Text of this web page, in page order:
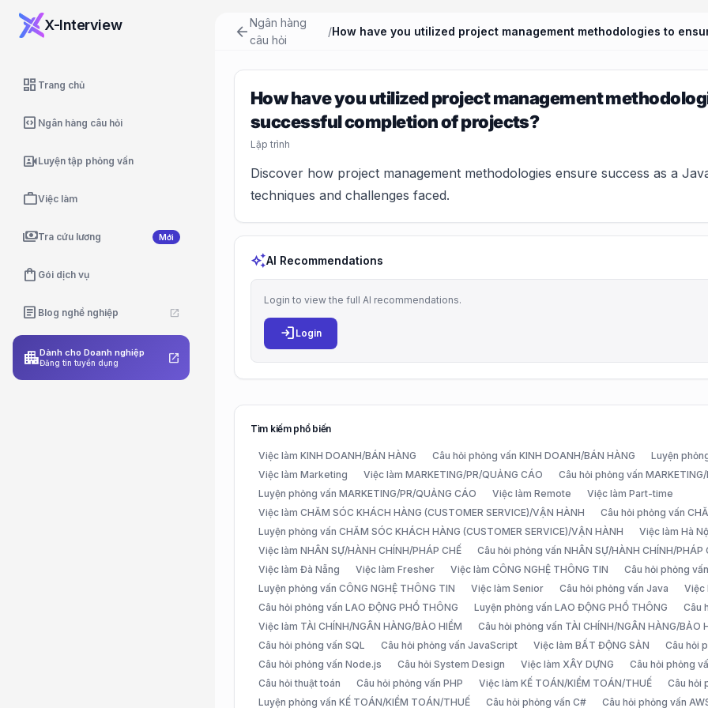
X-Interview
dashboard Trang chủ
code_blocks Ngân hàng câu hỏi
video_camera_frontLuyện tập phỏng vấn
workViệc làm
paymentsTra cứu lương Mới
shopping_bag Gói dịch vụ
article Blog nghề nghiệp open_in_new
apartmentDành cho Doanh nghiệp
Đăng tin tuyển dụng open_in_new
arrow_backNgân hàng
câu hỏi
/
How have you utilized project management
successful completion of projects?
Lập trình
Discover how project management methodologies ensure success as a
techniques and challenges faced.
auto_awesomeAI Recommendations
Login to view the full AI recommendations.
login Login
Tìm kiếm phổ biến
Việc làm KINH DOANH/BÁN HÀNG Câu hỏi phỏng vấn KINH DOANH/BÁN HÀNG Luyện
Việc làm Marketing
Việc làm MARKETING/PR/QUẢNG CÁO
Câu hỏi phỏng vấn
Luyện phỏng vấn MARKETING/PR/QUẢNG CÁO
Việc làm Remote
Việc làm Part-time
Việc làm CHĂM SÓC KHÁCH HÀNG (CUSTOMER SERVICE)/VẬN HÀNH
Câu hỏi phỏng vấn
Luyện phỏng vấn CHĂM SÓC KHÁCH HÀNG (CUSTOMER SERVICE)/VẬN HÀNH
Việc làm Hà
Việc làm NHÂN SỰ/HÀNH CHÍNH/PHÁP CHẾ
Câu hỏi phỏng vấn NHÂN SỰ/HÀNH CHÍNH/PHÁP
Việc làm Đà Nẵng
Việc làm Fresher Việc làm CÔNG NGHỆ THÔNG TIN
Câu hỏi phỏng
Luyện phỏng vấn CÔNG NGHỆ THÔNG TIN
Việc làm Senior Câu hỏi phỏng vấn Java
Việc
Câu hỏi phỏng vấn LAO ĐỘNG PHỔ THÔNG
Luyện phỏng vấn LAO ĐỘNG PHỔ THÔNG Câu
Việc làm TÀI CHÍNH/NGÂN HÀNG/BẢO HIỂM
Câu hỏi phỏng vấn TÀI CHÍNH/NGÂN HÀNG/BẢO
Câu hỏi phỏng vấn SQL
Câu hỏi phỏng vấn JavaScript Việc làm BẤT ĐỘNG SẢN Câu hỏi
Câu hỏi phỏng vấn Node.js
Câu hỏi System Design Việc làm XÂY DỰNG Câu hỏi phỏng
Câu hỏi thuật toán
Câu hỏi phỏng vấn PHP Việc làm KẾ TOÁN/KIỂM TOÁN/THUẾ
Câu hỏi
Luyện phỏng vấn KẾ TOÁN/KIỂM TOÁN/THUẾ
Câu hỏi phỏng vấn C# Câu hỏi phỏng vấn